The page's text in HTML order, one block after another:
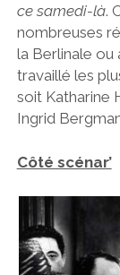
ce samedi-là.
nombreuses
la Berlinale ou
travaillé les
soit Katharine
Ingrid
Côté scénar’